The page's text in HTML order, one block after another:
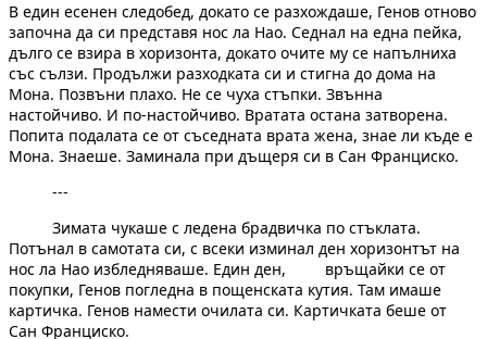
В един есенен следобед, докато се разхождаше, Генов отново
започна да си представя нос ла Нао. Седнал на една пейка,
дълго се взира в хоризонта, докато очите му се напълниха
със сълзи. Продължи разходката си и стигна до дома на
Мона. Позвъни плахо. Не се чуха стъпки. Звънна
настойчиво. И по-настойчиво. Вратата остана затворена.
Попита подалата се от съседната врата жена, знае ли къде е
Мона. Знаеше. Заминала при дъщеря си в Сан Франциско.
---
Зимата чукаше с ледена брадвичка по стъклата.
Потънал в самотата си, с всеки изминал ден хоризонтът на
нос ла Нао избледняваше. Един ден, връщайки се от
покупки, Генов погледна в пощенската кутия. Там имаше
картичка. Генов намести очилата си. Картичката беше от
Сан Франциско.